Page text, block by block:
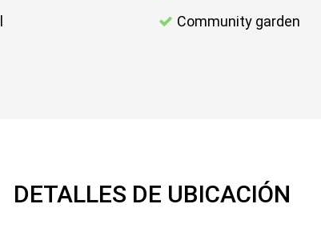
Community garden
DETALLES DE UBICACIÓN